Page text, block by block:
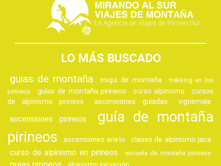
LO MÁS BUSCADO
guias de montaña esqui de montaña
trekking en los
pirineos
guías de montaña pirineos curso alpinismo
cursos
de alpinismo pirineos
ascensiones guiadas vignemale
ascensiones pirineos
guía de montaña
pirineos
ascensiones aneto clases de alpinismo jaca
curso de alpinismo en pirineos escuela de montaña pirineos